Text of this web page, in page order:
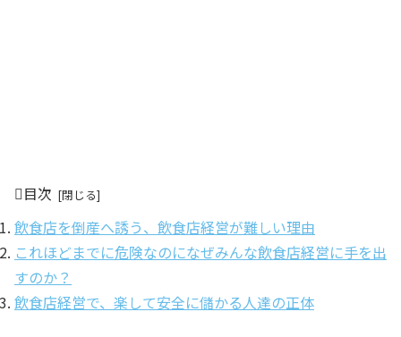
目次
飲食店を倒産へ誘う、飲食店経営が難しい理由
これほどまでに危険なのになぜみんな飲食店経営に手を出
すのか？
飲食店経営で、楽して安全に儲かる人達の正体